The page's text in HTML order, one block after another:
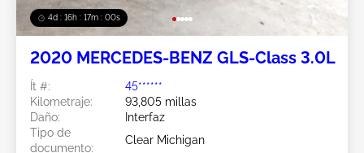
4d : 16h : 16m : 58s
2020 MERCEDES-BENZ GLS-Class 3.0L
Ít #:
45******
Kilometraje:
93,805 millas
Daño:
Interfaz
Tipo de
documento:
Clear Michigan